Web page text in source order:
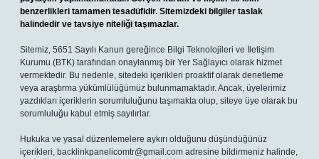
benzerlikleri tamamen tesadüfidir. Sitemizdeki bilgiler taslak
halindedir ve tavsiye niteliği taşımazlar.
Sitemiz, 5651 Sayılı Kanun gereğince Bilgi Teknolojileri ve İletişim
Kurumu (BTK) tarafından onaylanmış bir Yer Sağlayıcı olarak hizmet
vermektedir. Bu nedenle, sitedeki içerikleri proaktif olarak denetleme
veya araştırma yükümlülüğümüz bulunmamaktadır. Ancak, üyelerimiz
yazdıkları içeriklerin sorumluluğunu taşımakta olup, siteye üye olarak bu
sorumluluğu kabul etmiş sayılırlar.
Hukuka ve yasal düzenlemelere aykırı olduğunu düşündüğünüz
içerikleri, backlinkpanelicomtr@gmail.com adresine bildirmeniz halinde,